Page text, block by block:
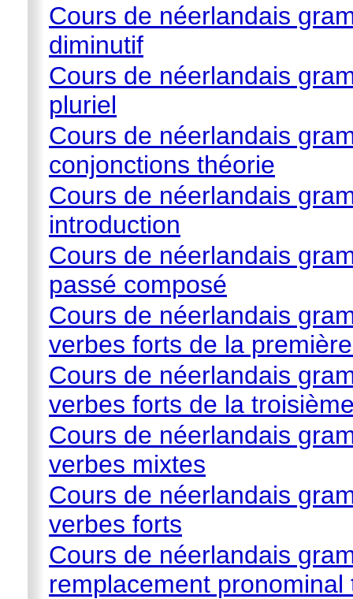
Cours de néerlandais
diminutif
Cours de néerlandais
pluriel
Cours de néerlandais
conjonctions théorie
Cours de néerlandais
introduction
Cours de néerlandais
passé composé
Cours de néerlandais
verbes forts de la
Cours de néerlandais
verbes forts de la
Cours de néerlandais
verbes mixtes
Cours de néerlandais
verbes forts
Cours de néerlandais
remplacement pronominal